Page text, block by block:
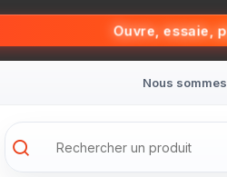
Nous sommes